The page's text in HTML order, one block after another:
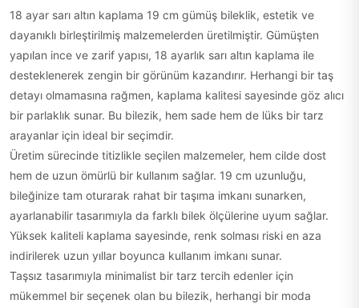
18 ayar sarı altın kaplama 19 cm gümüş bileklik, estetik ve
dayanıklı birleştirilmiş malzemelerden üretilmiştir. Gümüşten
yapılan ince ve zarif yapısı, 18 ayarlık sarı altın kaplama ile
desteklenerek zengin bir görünüm kazandırır. Herhangi bir taş
detayı olmamasına rağmen, kaplama kalitesi sayesinde göz alıcı
bir parlaklık sunar. Bu bilezik, hem sade hem de lüks bir tarz
arayanlar için ideal bir seçimdir.
Üretim sürecinde titizlikle seçilen malzemeler, hem cilde dost
hem de uzun ömürlü bir kullanım sağlar. 19 cm uzunluğu,
bileğinize tam oturarak rahat bir taşıma imkanı sunarken,
ayarlanabilir tasarımıyla da farklı bilek ölçülerine uyum sağlar.
Yüksek kaliteli kaplama sayesinde, renk solması riski en aza
indirilerek uzun yıllar boyunca kullanım imkanı sunar.
Taşsız tasarımıyla minimalist bir tarz tercih edenler için
mükemmel bir seçenek olan bu bilezik, herhangi bir moda